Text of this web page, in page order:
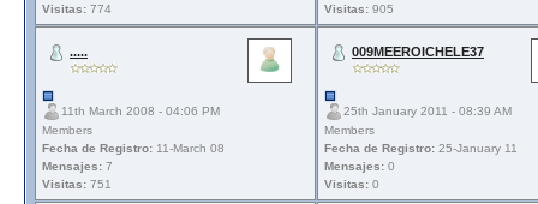
Visitas: 774
Visitas: 905
.....
11th March 2008 - 04:06 PM
Members
Fecha de Registro: 11-March 08
Mensajes: 7
Visitas: 751
009MEEROICHELE37
25th January 2011 - 08:39 AM
Members
Fecha de Registro: 25-January 11
Mensajes: 0
Visitas: 0